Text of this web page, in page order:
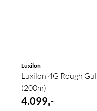
Luxilon
Luxilon 4G Rough Gul
(200m)
4.099,-